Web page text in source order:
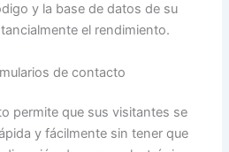
y la base de datos de su
el rendimiento.
de contacto
permite que sus visitantes se
y fácilmente sin tener que